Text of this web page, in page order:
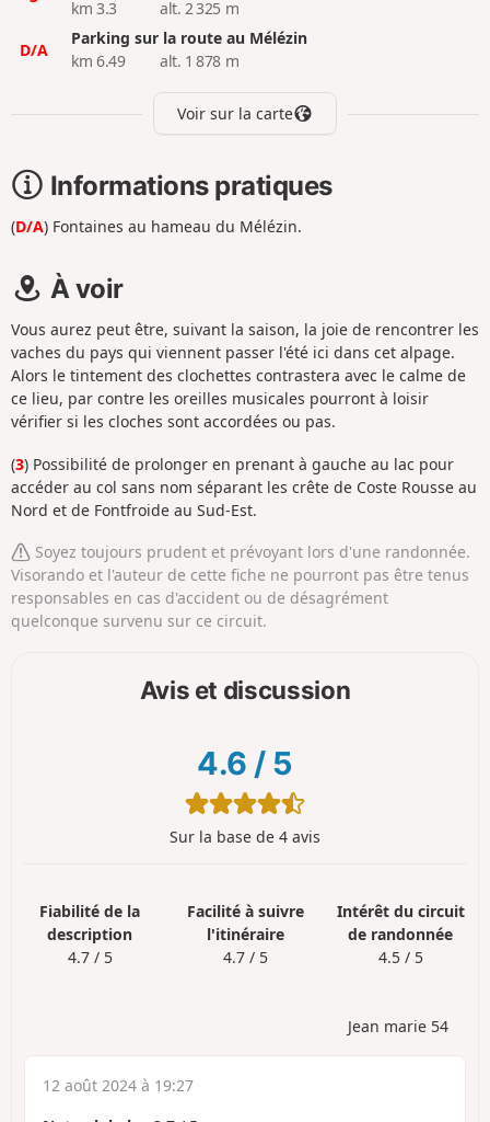
km 3.3
alt. 2 325 m
D/A
Parking sur la route au Mélézin
km 6.49
alt. 1 878 m
Voir sur la carte
Informations pratiques
(D/A) Fontaines au hameau du Mélézin.
À voir
Vous aurez peut être, suivant la saison, la joie de rencontrer les
vaches du pays qui viennent passer l'été ici dans cet alpage.
Alors le tintement des clochettes contrastera avec le calme de
ce lieu, par contre les oreilles musicales pourront à loisir
vérifier si les cloches sont accordées ou pas.
(3) Possibilité de prolonger en prenant à gauche au lac pour
accéder au col sans nom séparant les crête de Coste Rousse au
Nord et de Fontfroide au Sud-Est.
Soyez toujours prudent et prévoyant lors d'une randonnée.
Visorando et l'auteur de cette fiche ne pourront pas être tenus
responsables en cas d'accident ou de désagrément
quelconque survenu sur ce circuit.
Avis et discussion
4.6 / 5
Sur la base de 4 avis
Fiabilité de la
description
4.7 / 5
Facilité à suivre
l'itinéraire
4.7 / 5
Intérêt du circuit
de randonnée
4.5 / 5
Jean marie 54
12 août 2024 à 19:27